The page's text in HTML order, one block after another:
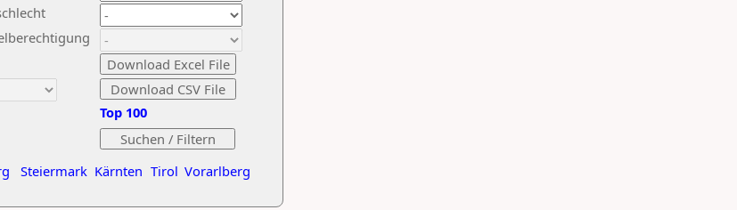
Steiermark Kärnten Tirol Vorarlberg
Top 100